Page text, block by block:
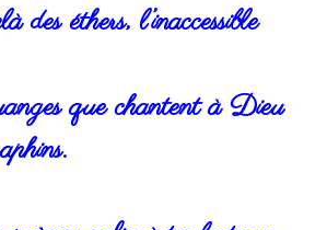
éthers, l’inaccessible
que chantent à Dieu